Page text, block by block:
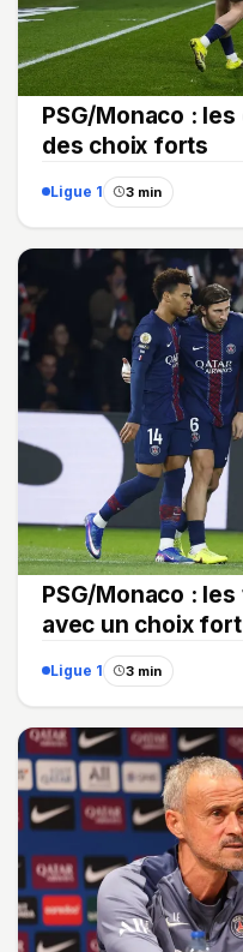
PSG/Monaco :
des choix forts
Ligue 1 3 min
PSG/Monaco :
avec un choix
Ligue 1 3 min